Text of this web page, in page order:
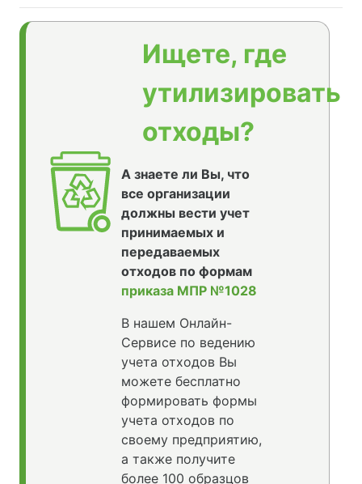
Ищете, где
утилизировать
отходы?
А знаете ли Вы, что
все организации
должны вести учет
принимаемых и
передаваемых
отходов по формам
приказа МПР №1028
В нашем Онлайн-
Сервисе по ведению
учета отходов Вы
можете бесплатно
формировать формы
учета отходов по
своему предприятию,
а также получите
более 100 образцов